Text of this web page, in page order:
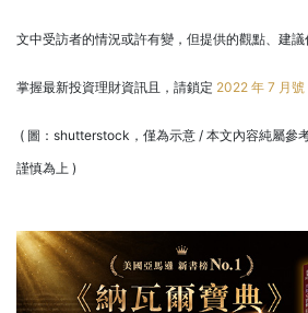
文中受訪者的情況或許有變，但提供的觀點、建議
掌握最新投資理財資訊且，請鎖定 2022 年 7 月號
( 圖：shutterstock，僅為示意 / 本文內容純屬參
謹慎為上 )